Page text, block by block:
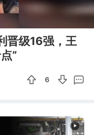
晋级16强，王
”
6